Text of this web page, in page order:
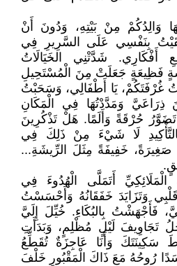
وَالِدُكُمْ مِنْ بَيْتِهِ، وَدُونَ أَنْ
بِنَفْسِي عَلَى السَّرِيرِ فِي
أَفْكَارِي. شَدَّتْنِي الخَيَالَاتُ
فَظِيعَةٍ جَعَلَتْ مِنَ الْمُسْتَحِيلِ
غُرْفَتَكُمْ، يَا أَطْفَالِي، وَسَحَبْتُ
ذِرَاعَيَّ وَمَدَّدْتُهَا فِي الْمَكَانِ
حُرْقَةً وَأَلَمًا. هَلْ تَذْكُرِينَ
لَا شَيْءَ مِنْ ذَلِكَ فِي
صَغِيرَةً، خَفِيفَةً مِثَلَ الرِّيشَةِ...
أَتَمَلَّى الْهُدُوءَ فِي
وَتَزَايَدَ خَفَقَانُهُ وَأَحْسَسْتُ
فَأَجْهَشْتُ بِالبُكَاءِ. خُيِّلَ إِلَيَّ
تَجَاوِيفَ لَيْلٍ مُظْلِمٍ، وَبَدَأَتِ
سَكِينَتَكَ وَأَنَا عَاجِزَةٌ تُقَطِّعُ
رُوحُهُ مَعَ ذَاكَ الْمَقْبُورِ خَلْفَ